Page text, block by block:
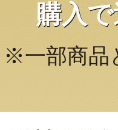
購入
※一部商品